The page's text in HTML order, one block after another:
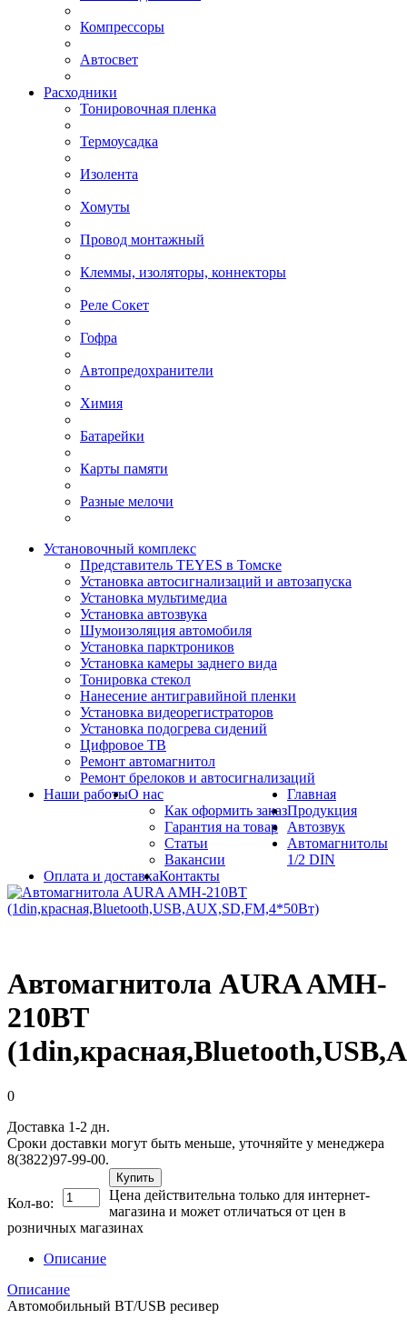
Компрессоры
Автосвет
Расходники
Тонировочная пленка
Термоусадка
Изолента
Хомуты
Провод монтажный
Клеммы, изоляторы, коннекторы
Реле Сокет
Гофра
Автопредохранители
Химия
Батарейки
Карты памяти
Разные мелочи
Установочный комплекс
Представитель TEYES в Томске
Установка автосигнализаций и автозапуска
Установка мультимедиа
Установка автозвука
Шумоизоляция автомобиля
Установка парктроников
Установка камеры заднего вида
Тонировка стекол
Нанесение антигравийной пленки
Установка видеорегистраторов
Установка подогрева сидений
Цифровое ТВ
Ремонт автомагнитол
Ремонт брелоков и автосигнализаций
Наши работыО нас
Как оформить заказ
Гарантия на товар
Статьи
Вакансии
Оплата и доставкаКонтакты
Главная
Продукция
Автозвук
Автомагнитолы
1/2 DIN
Автомагнитола AURA AMH-
210BT
0
Доставка 1-2 дн.
Сроки доставки могут быть меньше, уточняйте у менеджера
8(3822)97-99-00.
Кол-во:
Купить
Цена действительна только для интернет-
магазина и может отличаться от цен в
розничных магазинах
Описание
Описание
Автомобильный BT/USB ресивер